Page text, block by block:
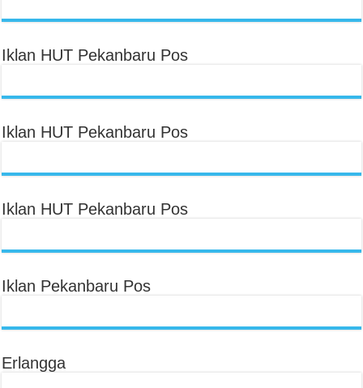
Iklan HUT Pekanbaru Pos
Iklan HUT Pekanbaru Pos
Iklan HUT Pekanbaru Pos
Iklan Pekanbaru Pos
Erlangga